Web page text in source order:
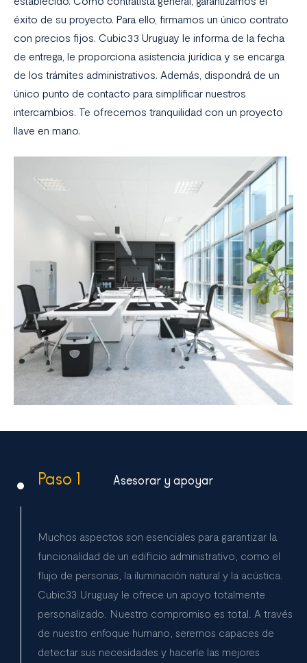
éxito de su proyecto. Para ello, firmamos un único contrato
con precios fijos. Cubic33 Uruguay le informa de la fecha
de entrega, le proporciona asistencia jurídica y se encarga
de los trámites administrativos. Además, dispondrá de un
único punto de contacto para simplificar nuestros
intercambios. Te ofrecemos tranquilidad con un proyecto
llave en mano.
Paso 1 Asesorar y apoyar
Muchos aspectos son esenciales para garantizar la
funcionalidad de un edificio administrativo, como el
flujo de personas, la iluminación natural y la acústica.
Cubic33 Uruguay le ofrece un apoyo totalmente
personalizado. Nuestro compromiso es total. A través
de nuestro enfoque humano, seremos capaces de
detectar sus necesidades y hacerle las mejores